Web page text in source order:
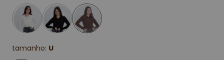
tamanho: U